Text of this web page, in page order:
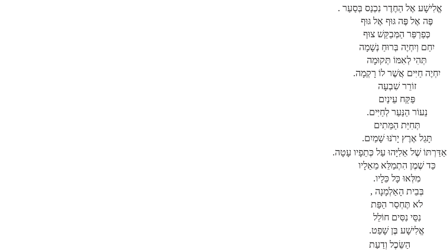
אֱלִישָׁע אֶל הַחֶדֶר נִכְנַס בְּסַעַר .
פֶּה אֶל פֶּה גּוּף אֶל גּוּף
כְּפַרְפַּר הַמְּבַקֵּשׁ צוּף
יִחַם וְיִחְיֶה בְּרוּחַ נְשָׁמָה
תְּהִי לְאִמּוֹ תְּקוּמָה
יִחְיֶה חַיִּים אֲשֶׁר לוֹ רָקְמָה.
זוֹרֵר שִׁבְעָה
פַּקַּח עֵינַיִם
נֵעוֹר הַנַּעַר לְחַיִּים.
תְּחִיַּת הַמֵּתִים
תָּגֵל אֶרֶץ יָרֹנּוּ שָׁמַיִם.
אַדַּרְתּוֹ שֶׁל אֵלִיָּהוּ עַל כְּתֵפָיו עָטָה.
כַּד שֶׁמֶן הִתְמַלֵּא מֵאֵלָיו
מִלְּאוּ כָּל כֵּלָיו.
בְּבֵית הָאַלְמָנָה ,
לֹא תֶּחְסַר הַפַּת
נִסֵּי נִסִּים חוֹלֵל
אֱלִישָׁע בֶּן שָׁפַט.
הַשֵּׂכֶל וְדַעַת